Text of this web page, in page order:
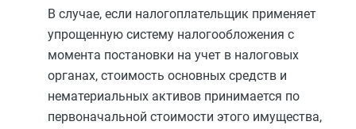
В случае, если налогоплательщик применяет
упрощенную систему налогообложения с
момента постановки на учет в налоговых
органах, стоимость основных средств и
нематериальных активов принимается по
первоначальной стоимости этого имущества,